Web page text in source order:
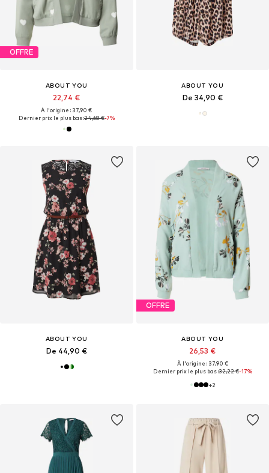
OFFRE
ABOUT YOU
22,74 €
À l'origine : 37,90 €
Dernier prix le plus bas :24,68 €-7%
ABOUT YOU
De 34,90 €
ABOUT YOU
De 44,90 €
OFFRE
ABOUT YOU
26,53 €
À l'origine : 37,90 €
Dernier prix le plus bas :32,22 €-17%
+2